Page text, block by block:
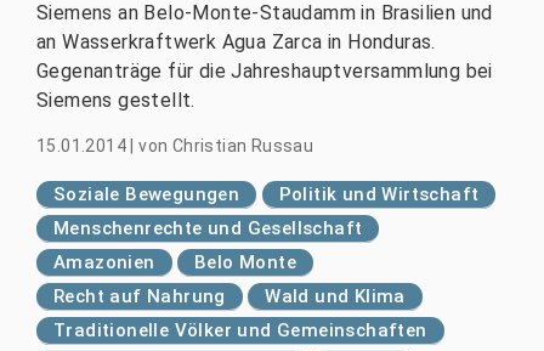
Siemens an Belo-Monte-Staudamm in Brasilien und
an Wasserkraftwerk Agua Zarca in Honduras.
Gegenanträge für die Jahreshauptversammlung bei
Siemens gestellt.
15.01.2014 |von Christian Russau
Soziale Bewegungen
Politik und Wirtschaft
Menschenrechte und Gesellschaft
Amazonien
Belo Monte
Recht auf Nahrung
Wald und Klima
Traditionelle Völker und Gemeinschaften